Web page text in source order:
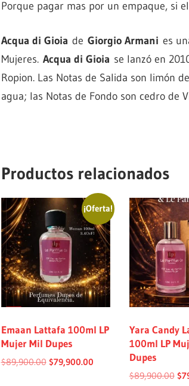
Porque pagar mas por un empaque, si
Acqua di Gioia de Giorgio Armani es
Mujeres. Acqua di Gioia se lanzó en
Ropion. Las Notas de Salida son limón
agua; las Notas de Fondo son cedro de
Productos relacionados
¡Oferta!
Emaan Lattafa 100ml LP
Mujer Mil Dupes
$89,900.00 $79,900.00
Yara Candy
100ml LP
Dupes
$89,900.00 $